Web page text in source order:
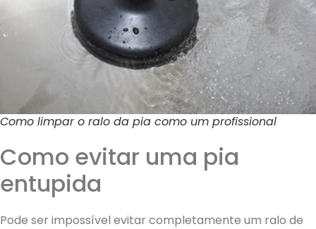
Como limpar o ralo da pia como um profissional
Como evitar uma pia
entupida
Pode ser impossível evitar completamente um ralo de